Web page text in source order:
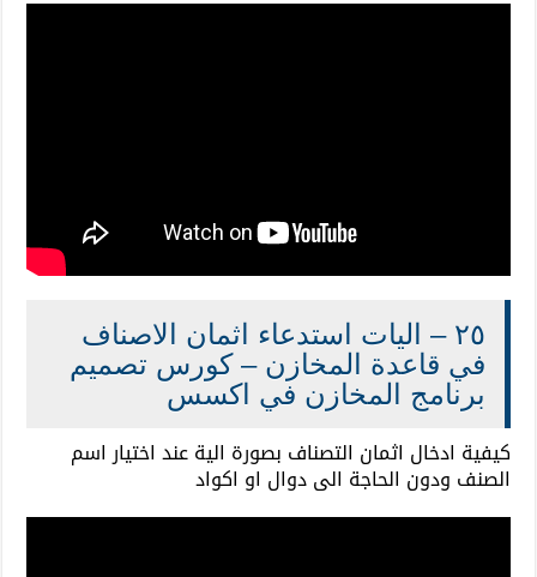
٢٥ – اليات استدعاء اثمان الاصناف
في قاعدة المخازن – كورس تصميم
برنامج المخازن في اكسس
كيفية ادخال اثمان التصناف بصورة الية عند اختيار اسم
الصنف ودون الحاجة الى دوال او اكواد